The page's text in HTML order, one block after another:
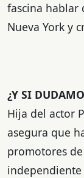
fascina hablar
Nueva York y
¿Y SI
Hija del actor
asegura que
promotores
independiente